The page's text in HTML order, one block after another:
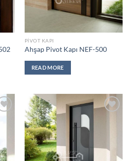
PIVOT KAPI
Ahşap Pivot Kapı NEF-500
READ MORE